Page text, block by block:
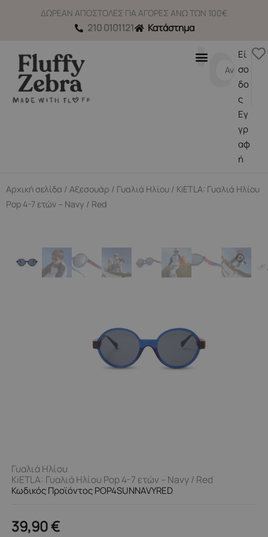
ΔΩΡΕΑΝ ΑΠΟΣΤΟΛΕΣ ΓΙΑ ΑΓΟΡΕΣ ΑΝΩ ΤΩΝ 100€
210 0101121 Κατάστημα
Search
Εί
σο
δο
ς
Εγ
γρ
αφ
ή
Αρχική σελίδα / Αξεσουάρ / Γυαλιά Ηλίου / KiETLA: Γυαλιά Ηλίου
Pop 4-7 ετών – Navy / Red
Γυαλιά Ηλίου
KiETLA: Γυαλιά Ηλίου Pop 4-7 ετών – Navy / Red
Κωδικός Προϊόντος POP4SUNNAVYRED
39,90€